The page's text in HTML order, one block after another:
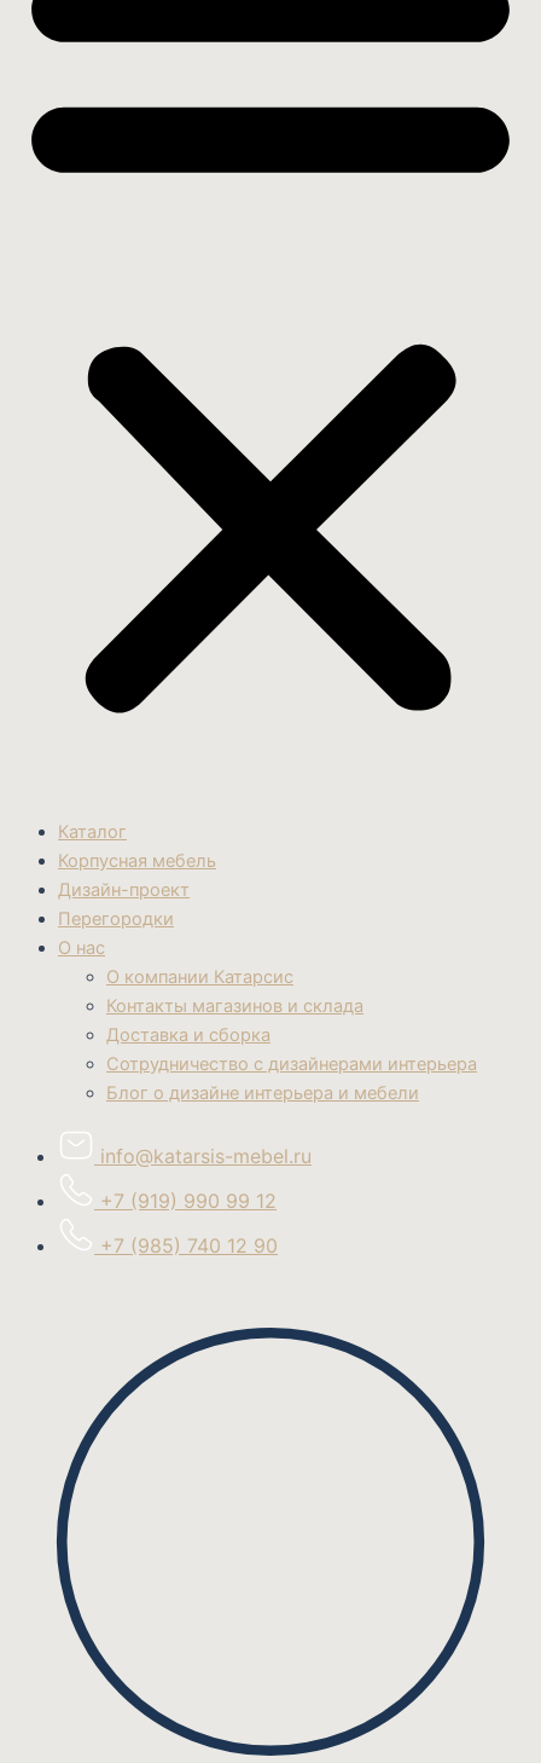
Каталог
Корпусная мебель
Дизайн-проект
Перегородки
О нас
О компании Катарсис
Контакты магазинов и склада
Доставка и сборка
Сотрудничество с дизайнерами интерьера
Блог о дизайне интерьера и мебели
info@katarsis-mebel.ru
+7 (919) 990 99 12
+7 (985) 740 12 90